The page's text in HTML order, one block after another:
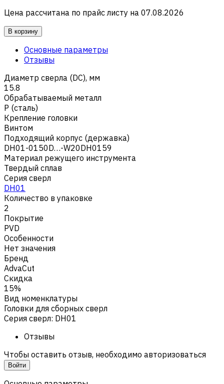
Цена рассчитана по прайс листу на 07.08.2026
В корзину
Основные параметры
Отзывы
Диаметр сверла (DC), мм
15.8
Обрабатываемый металл
Р (сталь)
Крепление головки
Винтом
Подходящий корпус (державка)
DH01-0150D…-W20DH0159
Материал режущего инструмента
Твердый сплав
Серия сверл
DH01
Количество в упаковке
2
Покрытие
PVD
Особенности
Нет значения
Бренд
AdvaCut
Скидка
15%
Вид номенклатуры
Головки для сборных сверл
Серия сверл: DH01
Отзывы
Чтобы оставить отзыв, необходимо авторизоваться
Войти